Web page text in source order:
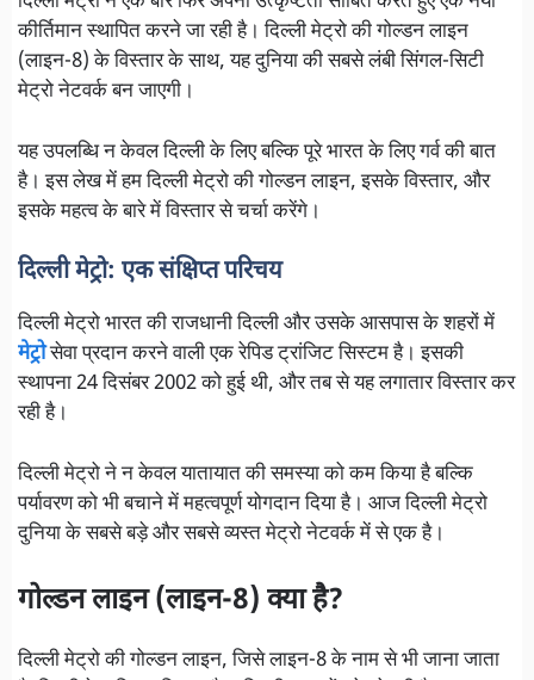
कीर्तिमान स्थापित करने जा रही है। दिल्ली मेट्रो की गोल्डन लाइन
(लाइन-8) के विस्तार के साथ, यह दुनिया की सबसे लंबी सिंगल-सिटी
मेट्रो नेटवर्क बन जाएगी।
यह उपलब्धि न केवल दिल्ली के लिए बल्कि पूरे भारत के लिए गर्व की बात
है। इस लेख में हम दिल्ली मेट्रो की गोल्डन लाइन, इसके विस्तार, और
इसके महत्व के बारे में विस्तार से चर्चा करेंगे।
दिल्ली मेट्रो: एक संक्षिप्त परिचय
दिल्ली मेट्रो भारत की राजधानी दिल्ली और उसके आसपास के शहरों में
मेट्रोसेवा प्रदान करने वाली एक रेपिड ट्रांजिट सिस्टम है। इसकी
स्थापना 24 दिसंबर 2002 को हुई थी, और तब से यह लगातार विस्तार कर
रही है।
दिल्ली मेट्रो ने न केवल यातायात की समस्या को कम किया है बल्कि
पर्यावरण को भी बचाने में महत्वपूर्ण योगदान दिया है। आज दिल्ली मेट्रो
दुनिया के सबसे बड़े और सबसे व्यस्त मेट्रो नेटवर्क में से एक है।
गोल्डन लाइन (लाइन-8) क्या है?
दिल्ली मेट्रो की गोल्डन लाइन, जिसे लाइन-8 के नाम से भी जाना जाता